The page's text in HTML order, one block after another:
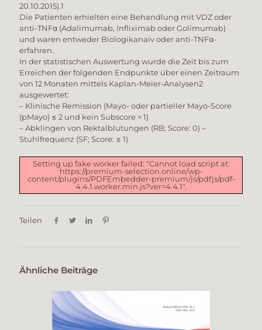
20.10.2015).1
Die Patienten erhielten eine Behandlung mit VDZ oder
anti-TNFα (Adalimumab, Infliximab oder Golimumab)
und waren entweder Biologikanaiv oder anti-TNFα-
erfahren.
In der statistischen Auswertung wurde die Zeit bis zum
Erreichen der folgenden Endpunkte über einen Zeitraum
von 12 Monaten mittels Kaplan-Meier-Analysen2
ausgewertet:
– Klinische Remission (Mayo- oder partieller Mayo-Score
(pMayo) ≤ 2 und kein Subscore > 1)
– Abklingen von Rektalblutungen (RB; Score: 0) –
Stuhlfrequenz (SF; Score: ≤ 1)
Setting up fake worker failed: "Cannot load script at:
https://premium-selection.online/wp-
content/plugins/PDFEmbedder-premium/js/pdfjs/pdf-
4.4.1.worker.min.js?ver=4.4.1".
Teilen
Ähnliche Beiträge